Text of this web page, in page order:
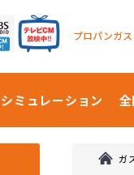
プロパンガ
シミュレーション
ガ